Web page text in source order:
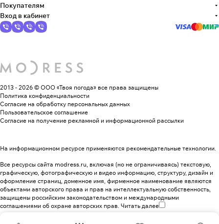
Покупателям
Вход в кабинет
2013 - 2026 © ООО «Твоя погода» все права защищены
Политика конфиденциальности
Согласие на обработку персональных данных
Пользовательское соглашение
Согласие на получение рекламной и информационной рассылки
На информационном ресурсе применяются рекомендательные технологии.
Все ресурсы сайта modress.ru, включая (но не ограничиваясь) текстовую,
графическую, фотографическую и видео информацию, структуру, дизайн и
оформление страниц, доменное имя, фирменное наименование являются
объектами авторского права и прав на интеллектуальную собственность,
защищены российским законодательством и международными
соглашениями об охране авторских прав. Читать далее